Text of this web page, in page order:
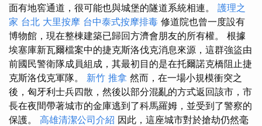
面有地窖通道，很可能也與城堡的隧道系統相連。 護理之
家 台北 大里按摩 台中泰式按摩排毒 修道院也曾一度設有
博物館，現在整棟建築已歸回方濟會朋友的所有權。 根據
埃塞庫新瓦爾檔案中的捷克斯洛伐克消息來源，這群強盜由
前國民警衛隊成員組成，其最初目的是在托爾諾克橋阻止捷
克斯洛伐克軍隊。 新竹 推拿 然而，在一場小規模衝突之
後，匈牙利士兵四散，然後以部分混亂的方式返回該市，市
長在夜間帶著城市的金庫逃到了科馬羅姆，並受到了警察的
保護。 高雄清潔公司介紹 因此，這座城市對於搶劫仍然毫